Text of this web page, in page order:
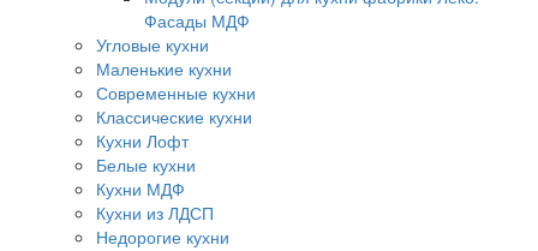
Фасады МДФ
Угловые кухни
Маленькие кухни
Современные кухни
Классические кухни
Кухни Лофт
Белые кухни
Кухни МДФ
Кухни из ЛДСП
Недорогие кухни